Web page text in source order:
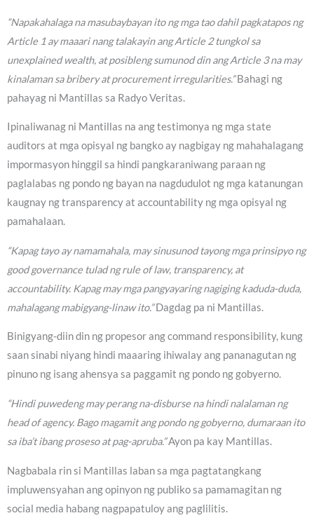
“Napakahalaga na masubaybayan ito ng mga tao dahil pagkatapos ng
Article 1 ay maaari nang talakayin ang Article 2 tungkol sa
unexplained wealth, at posibleng sumunod din ang Article 3 na may
kinalaman sa bribery at procurement irregularities.”Bahagi ng
pahayag ni Mantillas sa Radyo Veritas.
Ipinaliwanag ni Mantillas na ang testimonya ng mga state
auditors at mga opisyal ng bangko ay nagbigay ng mahahalagang
impormasyon hinggil sa hindi pangkaraniwang paraan ng
paglalabas ng pondo ng bayan na nagdudulot ng mga katanungan
kaugnay ng transparency at accountability ng mga opisyal ng
pamahalaan.
“Kapag tayo ay namamahala, may sinusunod tayong mga prinsipyo ng
good governance tulad ng rule of law, transparency, at
accountability. Kapag may mga pangyayaring nagiging kaduda-duda,
mahalagang mabigyang-linaw ito.”Dagdag pa ni Mantillas.
Binigyang-diin din ng propesor ang command responsibility, kung
saan sinabi niyang hindi maaaring ihiwalay ang pananagutan ng
pinuno ng isang ahensya sa paggamit ng pondo ng gobyerno.
“Hindi puwedeng may perang na-disburse na hindi nalalaman ng
head of agency. Bago magamit ang pondo ng gobyerno, dumaraan ito
sa iba’t ibang proseso at pag-apruba.”Ayon pa kay Mantillas.
Nagbabala rin si Mantillas laban sa mga pagtatangkang
impluwensyahan ang opinyon ng publiko sa pamamagitan ng
social media habang nagpapatuloy ang paglilitis.